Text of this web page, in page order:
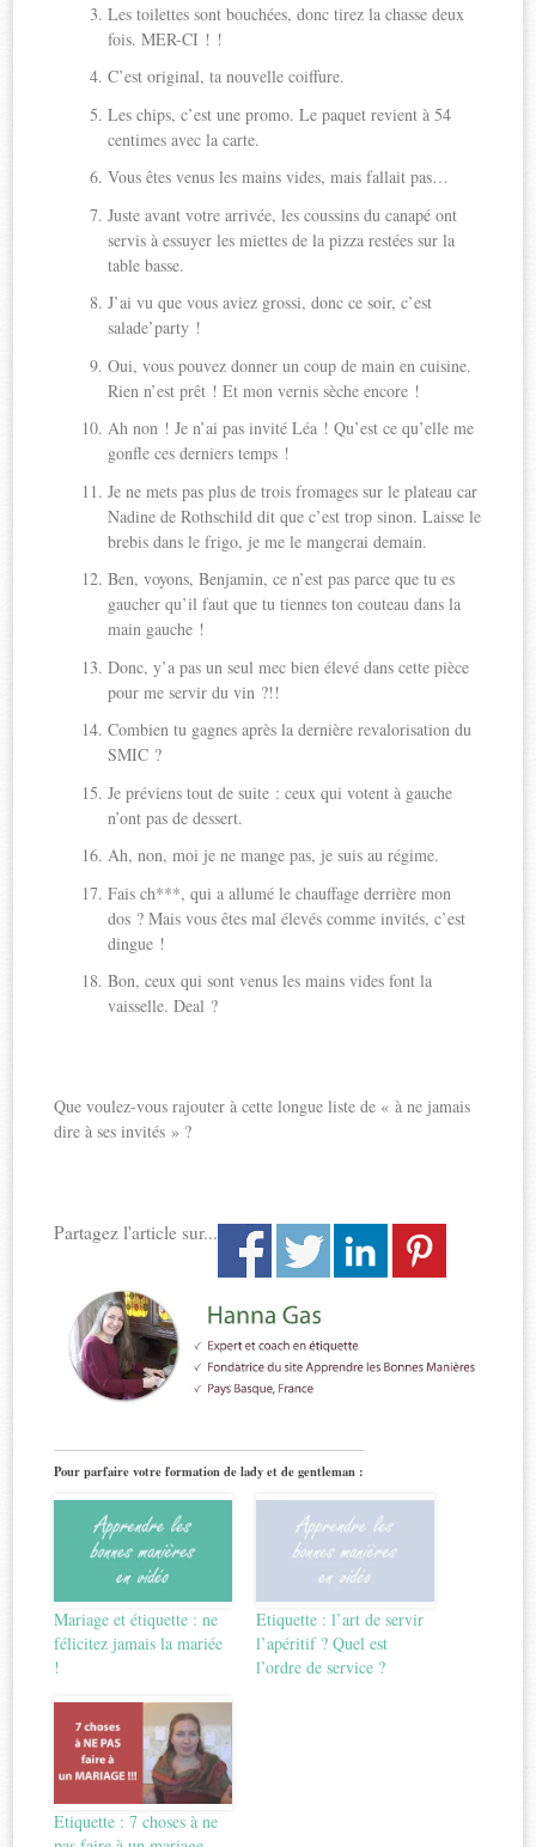
Les toilettes sont bouchées, donc tirez la chasse deux
fois. MER-CI ! !
C’est original, ta nouvelle coiffure.
Les chips, c’est une promo. Le paquet revient à 54
centimes avec la carte.
Vous êtes venus les mains vides, mais fallait pas…
Juste avant votre arrivée, les coussins du canapé ont
servis à essuyer les miettes de la pizza restées sur la
table basse.
J’ai vu que vous aviez grossi, donc ce soir, c’est
salade’party !
Oui, vous pouvez donner un coup de main en cuisine.
Rien n’est prêt ! Et mon vernis sèche encore !
Ah non ! Je n’ai pas invité Léa ! Qu’est ce qu’elle me
gonfle ces derniers temps !
Je ne mets pas plus de trois fromages sur le plateau car
Nadine de Rothschild dit que c’est trop sinon. Laisse le
brebis dans le frigo, je me le mangerai demain.
Ben, voyons, Benjamin, ce n’est pas parce que tu es
gaucher qu’il faut que tu tiennes ton couteau dans la
main gauche !
Donc, y’a pas un seul mec bien élevé dans cette pièce
pour me servir du vin ?!!
Combien tu gagnes après la dernière revalorisation du
SMIC ?
Je préviens tout de suite : ceux qui votent à gauche
n’ont pas de dessert.
Ah, non, moi je ne mange pas, je suis au régime.
Fais ch***, qui a allumé le chauffage derrière mon
dos ? Mais vous êtes mal élevés comme invités, c’est
dingue !
Bon, ceux qui sont venus les mains vides font la
vaisselle. Deal ?
Que voulez-vous rajouter à cette longue liste de « à ne jamais
dire à ses invités » ?
Partagez l'article sur...
Pour parfaire votre formation de lady et de gentleman :
Mariage et étiquette : ne
félicitez jamais la mariée
!
Etiquette : l’art de servir
l’apéritif ? Quel est
l’ordre de service ?
Etiquette : 7 choses à ne